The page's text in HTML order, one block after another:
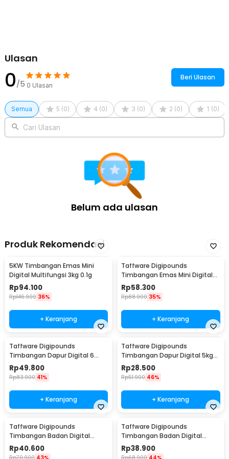
Ulasan
0/5 0 Ulasan
Beri Ulasan
Semua 5 (0) 4 (0) 3 (0) 2 (0) 1 (0)
Cari Ulasan
Belum ada ulasan
Produk Rekomendasi
5KW Timbangan Emas Mini
Digital Multifungsi 3kg 0.1g
Rp94.100
Rp146.900 36%
+ Keranjang
Taffware Digipounds
Timbangan Emas Mini Digital
Multifungsi 500g 0.1g - EK518
Rp58.300
Rp88.900 35%
+ Keranjang
Taffware Digipounds
Timbangan Dapur Digital 6
Satuan 1kg 0.1g - i2000
Rp49.800
Rp83.900 41%
+ Keranjang
Taffware Digipounds
Timbangan Dapur Digital 5kg
1g Kitchen Scale LCD - B05
Rp28.500
Rp51.900 46%
+ Keranjang
Taffware Digipounds
Timbangan Badan Digital
Scale Battery 0.05kg 180kg -
BT-986
Rp40.600
Taffware Digipounds
Timbangan Badan Digital
Scale Battery 0.05kg 180kg -
SC-01
Rp38.900